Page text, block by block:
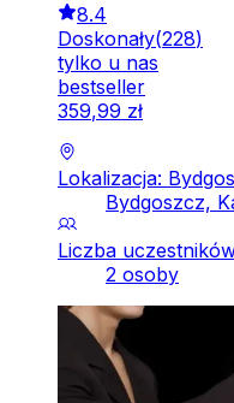
8.4
Doskonały(228)
tylko u nas
bestseller
359,99 zł
Lokalizacja:
Bydgoszcz,
Liczba
2 osoby